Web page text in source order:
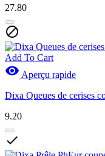
27.80

Add To Cart
 Aperçu rapide
Dixa Queues de cerises
9.20
